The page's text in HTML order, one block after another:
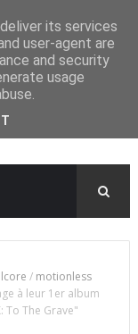
/ motionless
à leur 1er album
To The Grave"
its services
user-agent are
and security
usage